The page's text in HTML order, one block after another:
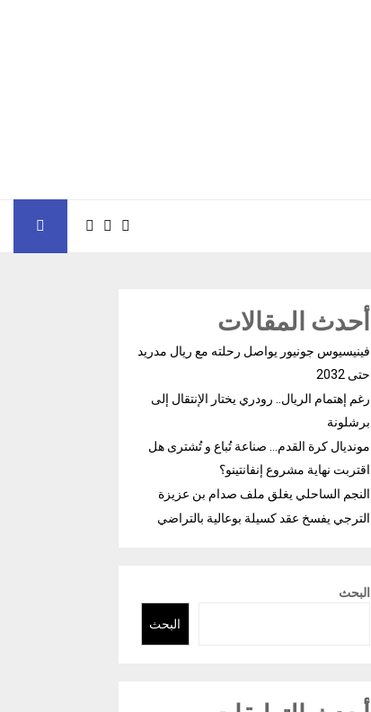
أحدث المقالات
فينيسيوس جونيور يواصل رحلته مع ريال مدريد
حتى 2032
رغم إهتمام الريال.. رودري يختار الإنتقال إلى
برشلونة
مونديال كرة القدم… صناعة تُباع و تُشترى هل
اقتربت نهاية مشروع إنفانتينو؟
النجم الساحلي يغلق ملف صدام بن عزيزة
الترجي يفسخ عقد كسيلة بوعالية بالتراضي
البحث
البحث